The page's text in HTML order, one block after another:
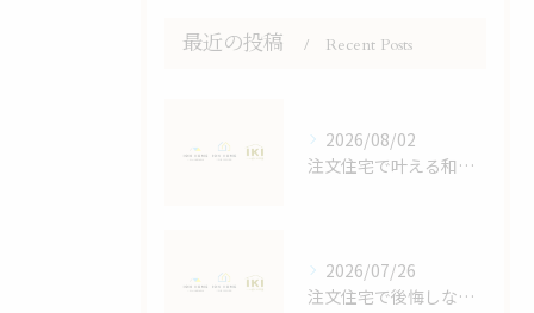
最近の投稿 Recent Posts
2026/08/02
注文住宅で叶える和モダンの家づくり鹿児島県鹿児島市大島郡宇検村で失敗しない選び方
2026/07/26
注文住宅で後悔しないスペースと収納計画の立て方と家族4人に最適な間取りの秘訣